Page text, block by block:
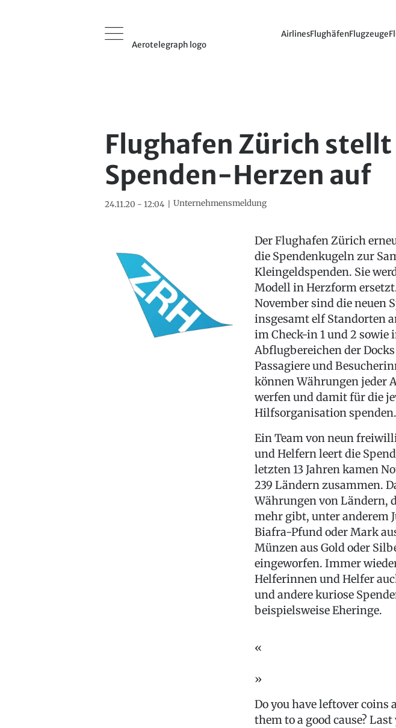
Aerotelegraph logo
AirlinesFlughäfenFlugzeuge
Flughafen Zürich stellt
Spenden-Herzen auf
24.11.20 - 12:04 Unternehmensmeldung
Der Flughafen Zürich
die Spendenkugeln zur
Kleingeldspenden. Sie
Modell in Herzform
November sind die neuen
insgesamt elf Standorten
im Check-in 1 und 2 sowie
Abflugbereichen der Docks
Passagiere und
können Währungen jeder
werfen und damit für die
Hilfsorganisation spenden.
Ein Team von neun
und Helfern leert die
letzten 13 Jahren kamen
239 Ländern zusammen.
Währungen von Ländern,
mehr gibt, unter anderem
Biafra-Pfund oder Mark
Münzen aus Gold oder
eingeworfen. Immer
Helferinnen und Helfer
und andere kuriose
beispielsweise Eheringe.
Do you have leftover coins
them to a good cause?